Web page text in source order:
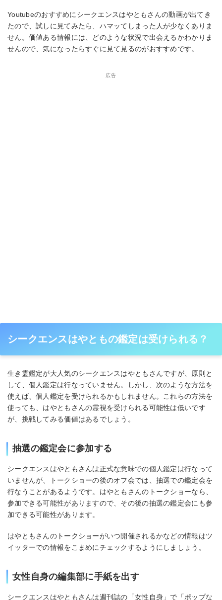
Youtubeのおすすめにシークエンスはやともさんの動画が出てき
たので、試しに見てみたら、ハマッてしまった人が少なくありま
せん。価値ある情報には、どのような状況で出会えるかわかりま
せんので、気になったらすぐに見て見るのがおすすめです。
広告
シークエンスはやともの鑑定は受けられる？
生き霊鑑定が大人気のシークエンスはやともさんですが、原則と
して、個人鑑定は行なっていません。しかし、次のような方法を
使えば、個人鑑定を受けられるかもしれません。これらの方法を
使っても、はやともさんの霊視を受けられる可能性は低いです
が、挑戦してみる価値はあるでしょう。
抽選の鑑定会に参加する
シークエンスはやともさんは正式な意味での個人鑑定は行なって
いませんが、トークショーの後のオフ会では、抽選での鑑定会を
行なうことがあるようです。はやともさんのトークショーなら、
参加できる可能性がありますので、その後の抽選の鑑定会にも参
加できる可能性があります。
はやともさんのトークショーがいつ開催されるかなどの情報はツ
イッターでの情報をこまめにチェックするようにしましょう。
女性自身の編集部に手紙を出す
シークエンスはやともさんは週刊誌の「女性自身」で「ポップな